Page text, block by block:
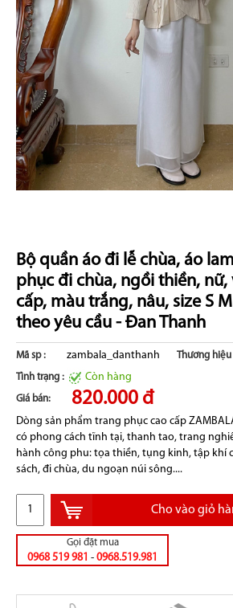
Bộ quần áo đi lễ chùa, áo
phục đi chùa, ngồi thiền, nữ,
cấp, màu trắng, nâu, size S
theo yêu cầu - Đan Thanh
Mã sp : zambala_danthanh Thương hiệu
Tình trạng : Còn hàng
Giá bán: 820.000 đ
Dòng sản phẩm trang phục cao cấp
có phong cách tĩnh tại, thanh tao, trang
hành công phu: tọa thiền, tụng kinh, tập khí
sách, đi chùa, du ngoạn núi sông....
Cho vào giỏ
Gọi đặt mua
0968 519 981 - 0968.519.981